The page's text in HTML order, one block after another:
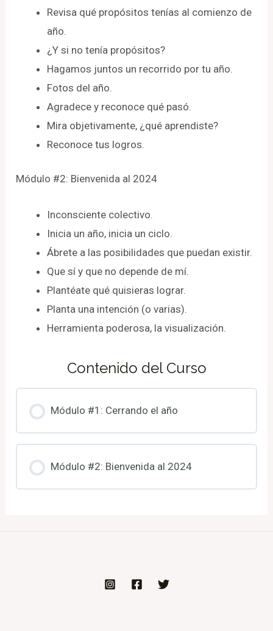
Revisa qué propósitos tenías al comienzo de
año.
¿Y si no tenía propósitos?
Hagamos juntos un recorrido por tu año.
Fotos del año.
Agradece y reconoce qué pasó.
Mira objetivamente, ¿qué aprendiste?
Reconoce tus logros.
Módulo #2: Bienvenida al 2024
Inconsciente colectivo.
Inicia un año, inicia un ciclo.
Ábrete a las posibilidades que puedan existir.
Que sí y que no depende de mí.
Plantéate qué quisieras lograr.
Planta una intención (o varias).
Herramienta poderosa, la visualización.
Contenido del Curso
Módulo #1: Cerrando el año
Módulo #2: Bienvenida al 2024